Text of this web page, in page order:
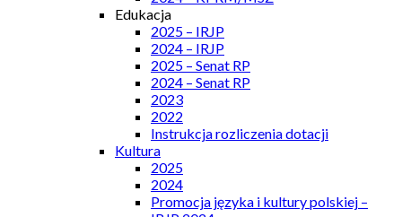
Edukacja
2025 – IRJP
2024 – IRJP
2025 – Senat RP
2024 – Senat RP
2023
2022
Instrukcja rozliczenia dotacji
Kultura
2025
2024
Promocja języka i kultury polskiej –